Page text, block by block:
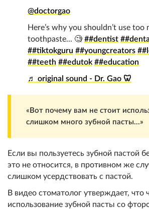
@doctorgao
Here’s why you shouldn’t use too
toothpaste... 🧐 ##dentist ##dental
##tiktokguru ##youngcreators
##teeth ##edutok ##education
♬ original sound - Dr. Gao 🦷
«Вот почему вам не стоит
слишком много зубной пасты...»
Если вы пользуетесь зубной пастой
это не относится, в противном же
слишком усердствовать с пастой.
В видео стоматолог утверждает, что
использование зубной пасты со